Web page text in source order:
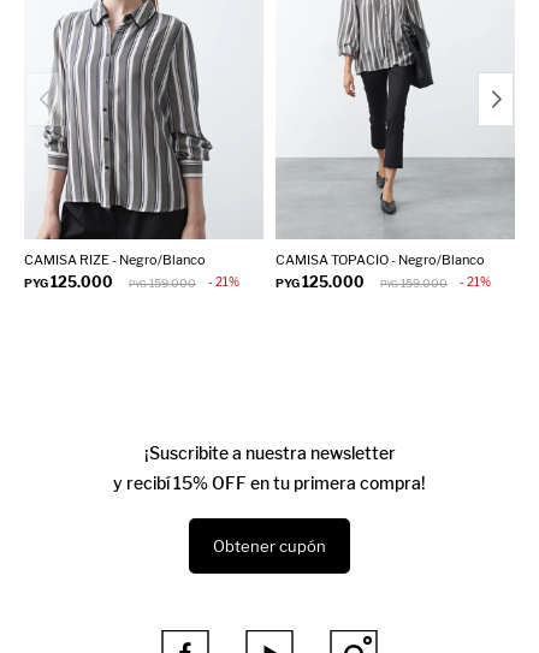
CAMISA RIZE - Negro/Blanco
PYG125.000 PYG 159.000 21
CAMISA TOPACIO - Negro/Blanco
PYG125.000 PYG 159.000 21
¡Suscribite a nuestra newsletter
y recibí 15% OFF en tu primera compra!
Obtener cupón